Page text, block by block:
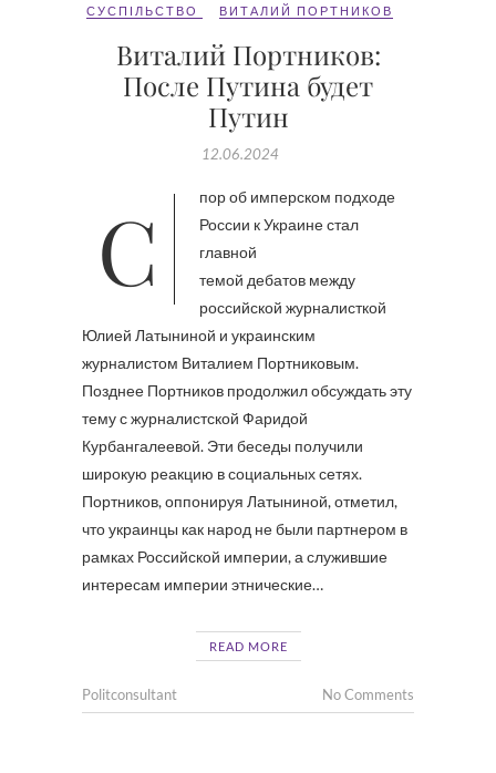
СУСПІЛЬСТВО ВИТАЛИЙ ПОРТНИКОВ
Виталий Портников:
После Путина будет
Путин
12.06.2024
Спор об имперском подходе
России к Украине стал
главной
темой дебатов между
российской журналисткой
Юлией Латыниной и украинским
журналистом Виталием Портниковым.
Позднее Портников продолжил обсуждать эту
тему с журналистской Фаридой
Курбангалеевой. Эти беседы получили
широкую реакцию в социальных сетях.
Портников, оппонируя Латыниной, отметил,
что украинцы как народ не были партнером в
рамках Российской империи, а служившие
интересам империи этнические…
READ MORE
Politconsultant No Comments